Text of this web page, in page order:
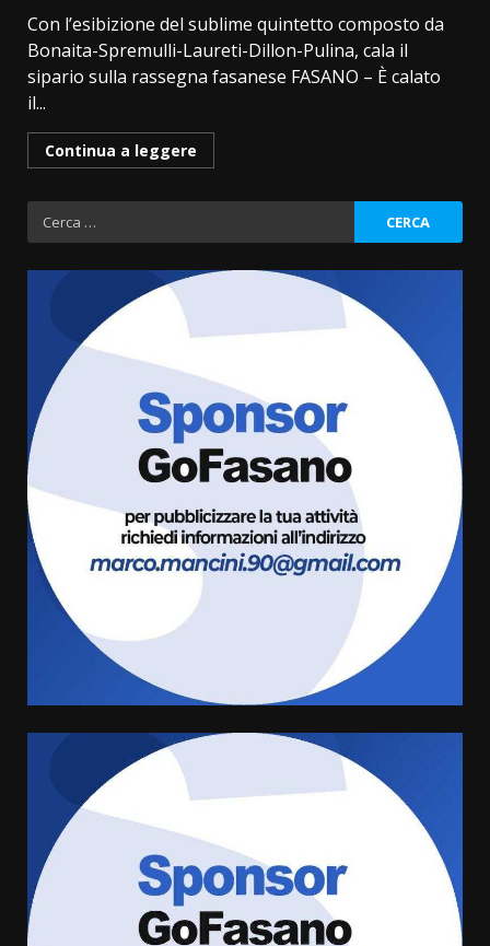
Con l’esibizione del sublime quintetto composto da
Bonaita-Spremulli-Laureti-Dillon-Pulina, cala il
sipario sulla rassegna fasanese FASANO – È calato
il...
Continua a leggere
Ricerca
per:
Fasanese ferito a colpi di arma
da fuoco
6 Agosto 2026 18:13
Carta d’identità: continua il piano
di aperture straordinarie del
Comune di Fasano
cittadina di Fratelli d’Italia,
pronta a tornare in Consiglio
comunale
6 Agosto 2026 08:00
Cura dei beni comuni e
cittadinanza attiva: online
l’avviso per la gestione
condivisa della Villetta di
Laureto